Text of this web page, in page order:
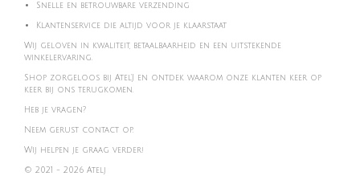
Snelle en betrouwbare verzending
Klantenservice die altijd voor je klaarstaat
Wij geloven in kwaliteit, betaalbaarheid en een uitstekende
winkelervaring.
Shop zorgeloos bij Atel'J en ontdek waarom onze klanten keer op
keer bij ons terugkomen.
Heb je vragen?
Neem gerust contact op.
Wij helpen je graag verder!
© 2021 - 2026 Atelj